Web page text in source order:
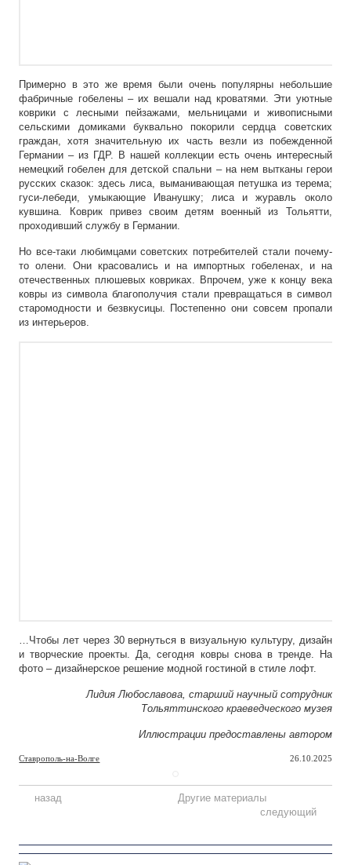
Примерно в это же время были очень популярны небольшие
фабричные гобелены – их вешали над кроватями. Эти уютные
коврики с лесными пейзажами, мельницами и живописными
сельскими домиками буквально покорили сердца советских
граждан, хотя значительную их часть везли из побежденной
Германии – из ГДР. В нашей коллекции есть очень интересный
немецкий гобелен для детской спальни – на нем вытканы герои
русских сказок: здесь лиса, выманивающая петушка из терема;
гуси-лебеди, умыкающие Иванушку; лиса и журавль около
кувшина. Коврик привез своим детям военный из Тольятти,
проходивший службу в Германии.
Но все-таки любимцами советских потребителей стали почему-
то олени. Они красовались и на импортных гобеленах, и на
отечественных плюшевых ковриках. Впрочем, уже к концу века
ковры из символа благополучия стали превращаться в символ
старомодности и безвкусицы. Постепенно они совсем пропали
из интерьеров.
…Чтобы лет через 30 вернуться в визуальную культуру, дизайн
и творческие проекты. Да, сегодня ковры снова в тренде. На
фото – дизайнерское решение модной гостиной в стиле лофт.
Лидия Любославова, старший научный сотрудник
Тольяттинского краеведческого музея
Иллюстрации предоставлены автором
Ставрополь-на-Волге 26.10.2025
назад
Другие материалы
следующий